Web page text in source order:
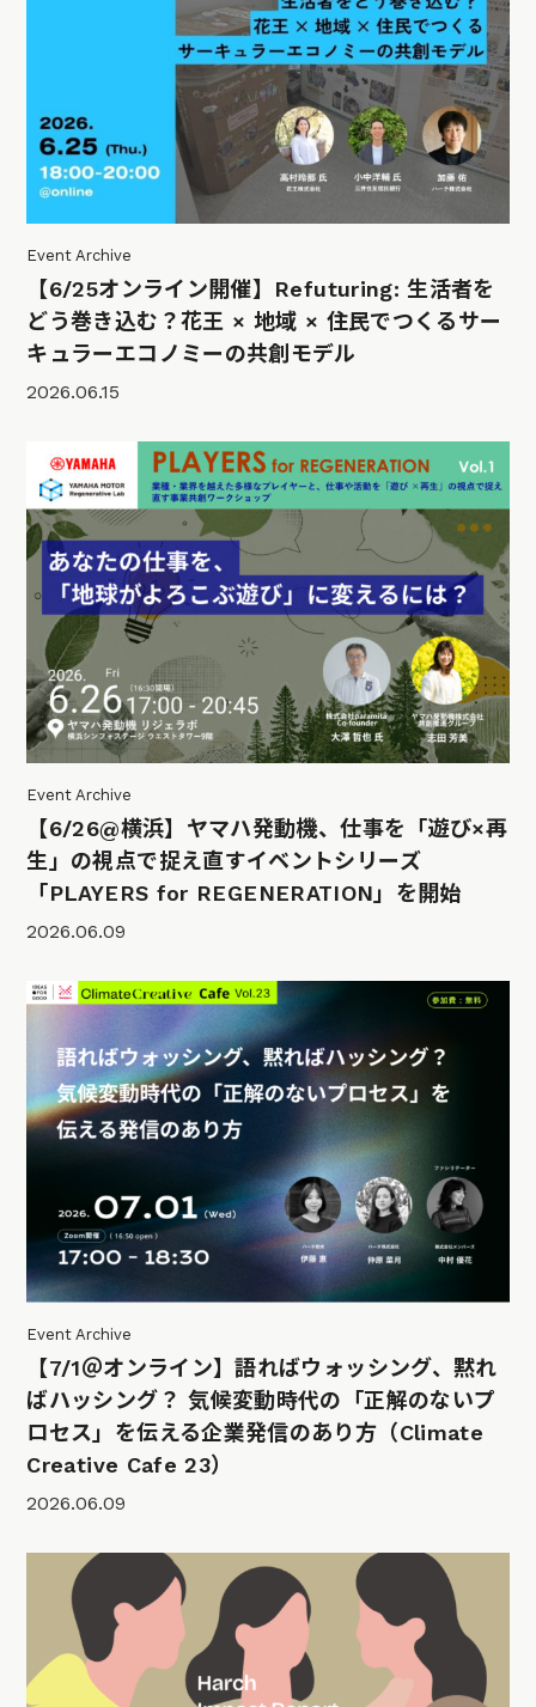
Event Archive
【6/25オンライン開催】Refuturing: 生活者を
どう巻き込む？花王 × 地域 × 住民でつくるサー
キュラーエコノミーの共創モデル
2026.06.15
Event Archive
【6/26@横浜】ヤマハ発動機、仕事を「遊び×再
生」の視点で捉え直すイベントシリーズ
「PLAYERS for REGENERATION」を開始
2026.06.09
Event Archive
【7/1＠オンライン】語ればウォッシング、黙れ
ばハッシング？ 気候変動時代の「正解のないプ
ロセス」を伝える企業発信のあり方（Climate
Creative Cafe 23）
2026.06.09